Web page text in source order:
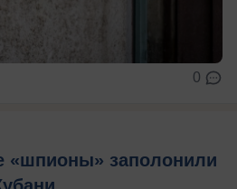
0
заполонили